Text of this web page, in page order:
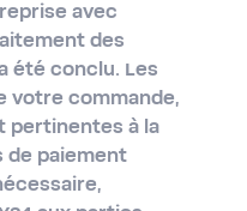
avec
des
été conclu. Les
votre commande,
pertinentes à la
de paiement